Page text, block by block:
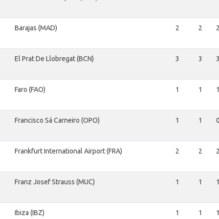
Barajas (MAD) 2 2
El Prat De Llobregat (BCN) 3 3
Faro (FAO) 1 1
Francisco Sá Carneiro (OPO) 1 1
Frankfurt International Airport (FRA) 2 2
Franz Josef Strauss (MUC) 1 1
Ibiza (IBZ) 1 1